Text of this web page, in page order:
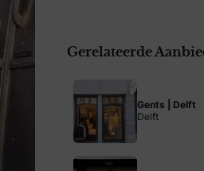
inspireren door deze
Gerelateerde
Gents | Delft
Delft